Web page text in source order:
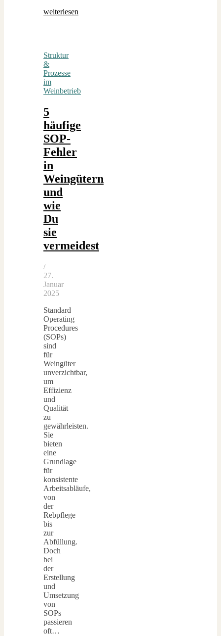
weiterlesen
Struktur
&
Prozesse
im
Weinbetrieb
5
häufige
SOP-
Fehler
in
Weingütern
und
wie
Du
sie
vermeidest
/
27.
Januar
2025
Standard
Operating
Procedures
(SOPs)
sind
für
Weingüter
unverzichtbar,
um
Effizienz
und
Qualität
zu
gewährleisten.
Sie
bieten
eine
Grundlage
für
konsistente
Arbeitsabläufe,
von
der
Rebpflege
bis
zur
Abfüllung.
Doch
bei
der
Erstellung
und
Umsetzung
von
SOPs
passieren
oft…